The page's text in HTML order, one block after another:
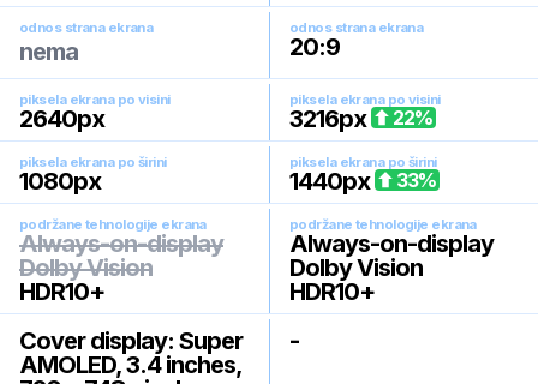
odnos strana ekrana
nema
odnos strana ekrana
20:9
piksela ekrana po visini
2640px
piksela ekrana po visini
3216px 22%
piksela ekrana po širini
1080px
piksela ekrana po širini
1440px 33%
podržane tehnologije ekrana
Always-on-display
Dolby Vision
HDR10+
podržane tehnologije ekrana
Always-on-display
Dolby Vision
HDR10+
Cover display: Super
AMOLED, 3.4 inches,
-